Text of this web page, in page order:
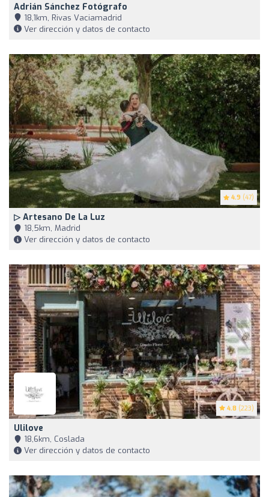
Adrián Sánchez Fotógrafo
18,1km, Rivas Vaciamadrid
Ver dirección y datos de contacto
4.9 (47)
▷ Artesano De La Luz
18,5km, Madrid
Ver dirección y datos de contacto
4.8 (223)
Ulilove
18,6km, Coslada
Ver dirección y datos de contacto